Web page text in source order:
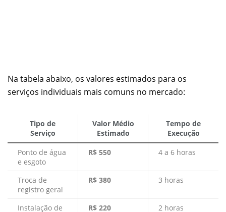
Na tabela abaixo, os valores estimados para os
serviços individuais mais comuns no mercado:
Tipo de
Serviço
Valor Médio
Estimado
Tempo de
Execução
Ponto de água
e esgoto
R$ 550 4 a 6 horas
Troca de
registro geral
R$ 380 3 horas
Instalação de R$ 220 2 horas